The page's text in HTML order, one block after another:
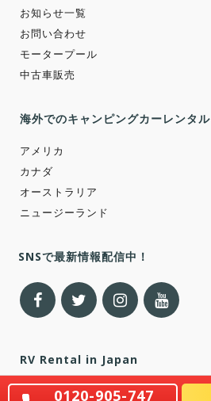
お知らせ一覧
お問い合わせ
モータープール
中古車販売
海外でのキャンピングカーレンタル
アメリカ
カナダ
オーストラリア
ニュージーランド
SNSで最新情報配信中！
RV Rental in Japan
English Page
0120-905-747